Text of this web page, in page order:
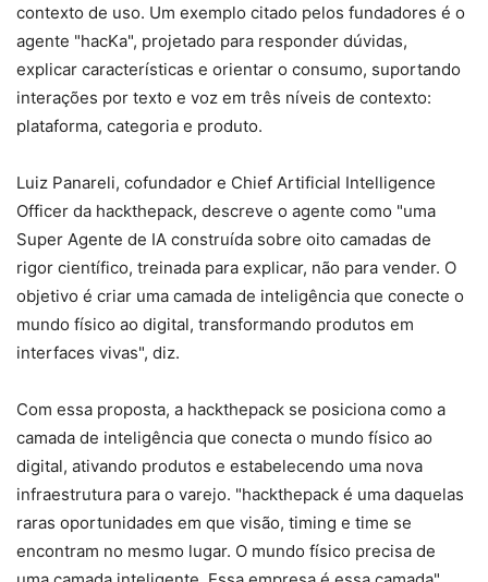
contexto de uso. Um exemplo citado pelos fundadores é o
agente "hacKa", projetado para responder dúvidas,
explicar características e orientar o consumo, suportando
interações por texto e voz em três níveis de contexto:
plataforma, categoria e produto.
Luiz Panareli, cofundador e Chief Artificial Intelligence
Officer da hackthepack, descreve o agente como "uma
Super Agente de IA construída sobre oito camadas de
rigor científico, treinada para explicar, não para vender. O
objetivo é criar uma camada de inteligência que conecte o
mundo físico ao digital, transformando produtos em
interfaces vivas", diz.
Com essa proposta, a hackthepack se posiciona como a
camada de inteligência que conecta o mundo físico ao
digital, ativando produtos e estabelecendo uma nova
infraestrutura para o varejo. "hackthepack é uma daquelas
raras oportunidades em que visão, timing e time se
encontram no mesmo lugar. O mundo físico precisa de